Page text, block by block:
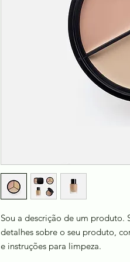
Sou a descrição de um
detalhes sobre o seu produto,
e instruções para limpeza.